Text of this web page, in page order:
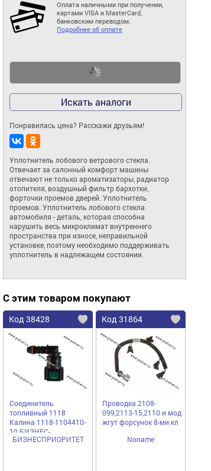
Оплата наличными при получении,
картами VISA и MasterCard,
банковским переводом.
Подробнее об оплате
Искать аналоги
Понравилась цена? Расскажи друзьям!
Уплотнитель лобового ветрового стекла.
Отвечает за салонный комфорт машины
отвечают не только ароматизаторы, радиатор
отопителя, воздушный фильтр бархотки,
форточки проемов дверей. Уплотнитель
проемов. Уплотнитель лобового стекла
автомобиля - деталь, которая способна
нарушить весь микроклимат внутреннего
пространства при износе, неправильной
установке, поэтому необходимо поддерживать
уплотнитель в надлежащем состоянии.
С этим товаром покупают
Код 38428
Соединитель
топливный 1118
Калина 1118-1104410-
10 БИЗНЕС-
ПРИОРИТЕТ
БИЗНЕСПРИОРИТЕТ
Код 31864
Проводка 2108-
099,2113-15,2110 и мод
жгут форсунок 8-ми кл
Noname